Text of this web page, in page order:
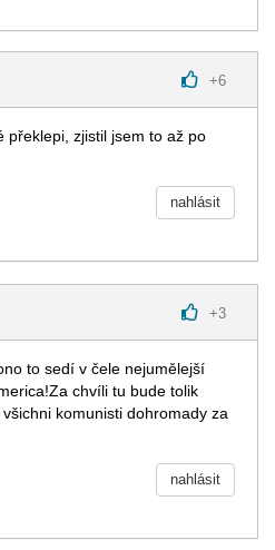
+6
překlepi, zjistil jsem to až po
nahlásit
+3
to sedí v čele nejumělejší
chvíli tu bude tolik
komunisti dohromady za
nahlásit